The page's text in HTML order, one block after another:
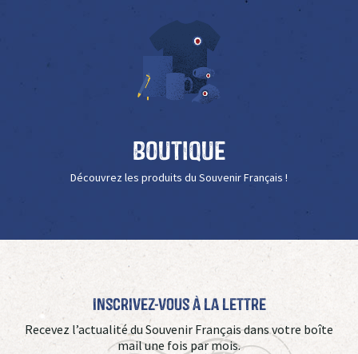
Boutique
Découvrez les produits du Souvenir Français !
Inscrivez-vous à La Lettre
Recevez l’actualité du Souvenir Français dans votre boîte
mail une fois par mois.